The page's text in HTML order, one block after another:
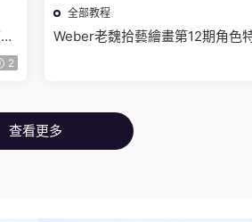
2
全部教程
Weber老魏拾藝繪畫第12期角色
查看更多